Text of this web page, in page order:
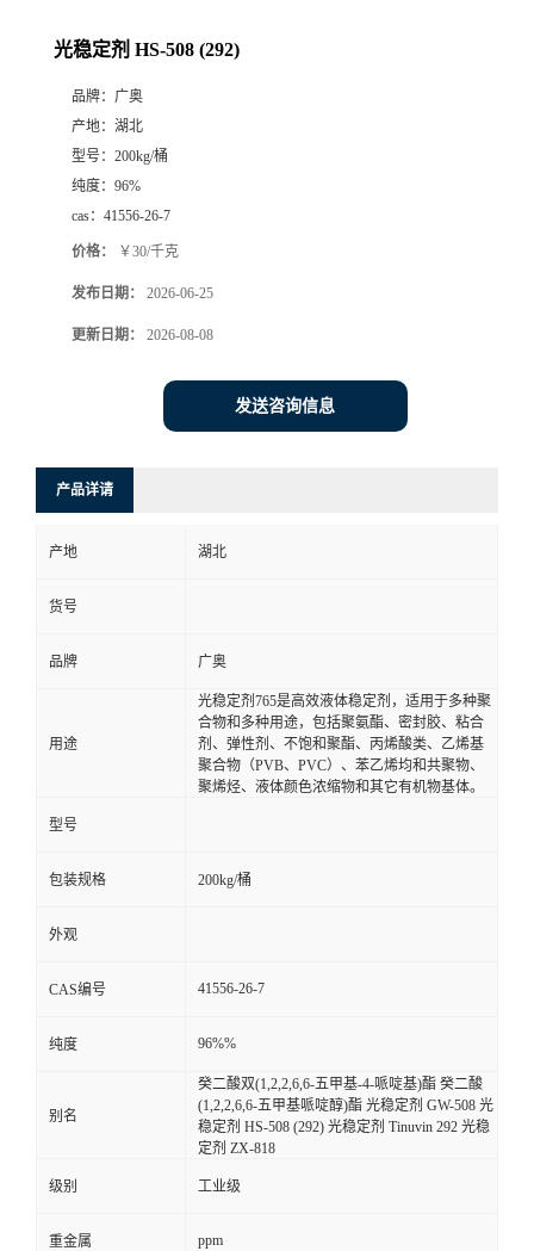
光稳定剂 HS-508 (292)
品牌： 广奥
产地： 湖北
型号： 200kg/桶
纯度： 96%
cas： 41556-26-7
价格： ￥30/千克
发布日期： 2026-06-25
更新日期： 2026-08-08
发送咨询信息
产品详请
产地 湖北
货号
品牌 广奥
用途
光稳定剂765是高效液体稳定剂，适用于多种聚
合物和多种用途，包括聚氨酯、密封胶、粘合
剂、弹性剂、不饱和聚酯、丙烯酸类、乙烯基
聚合物（PVB、PVC）、苯乙烯均和共聚物、
聚烯烃、液体颜色浓缩物和其它有机物基体。
型号
包装规格 200kg/桶
外观
CAS编号 41556-26-7
纯度 96%%
别名
癸二酸双(1,2,2,6,6-五甲基-4-哌啶基)酯 癸二酸
(1,2,2,6,6-五甲基哌啶醇)酯 光稳定剂 GW-508 光
稳定剂 HS-508 (292) 光稳定剂 Tinuvin 292 光稳
定剂 ZX-818
级别 工业级
重金属 ppm